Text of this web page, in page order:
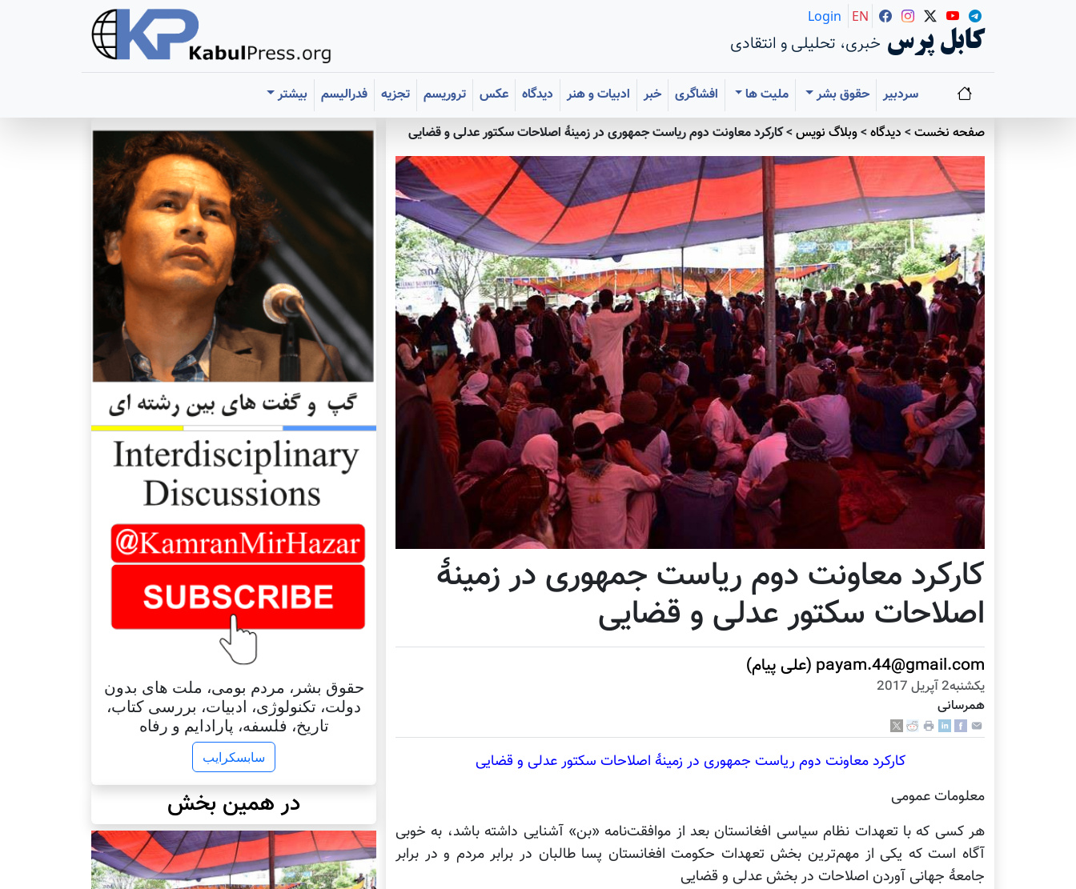
کابل پرس خبری، تحلیلی و انتقادی
Login EN
سردبیر حقوق بشر ملیت ها افشاگری خبر ادبیات و هنر دیدگاه عکس تروریسم تجزیه فدرالیسم
بیشتر
صفحه نخست> دیدگاه>وبلاگ نویس>کارکرد معاونت دوم ریاست جمهوری در زمینۀ اصلاحات سکتور عدلی و قضایی
کارکرد معاونت دوم ریاست جمهوری در زمینۀ
اصلاحات سکتور عدلی و قضایی
payam.44@gmail.com (علی پیام)
يكشنبه2 آپریل 2017
همرسانی
کارکرد معاونت دوم ریاست جمهوری در زمینۀ اصلاحات سکتور عدلی و قضایی
معلومات عمومی
هر کسی که با تعهدات نظام سیاسی افغانستان بعد از موافقت‌نامه «بن» آشنایی داشته باشد، به خوبی
آگاه است که یکی از مهم‌ترین بخش تعهدات حکومت افغانستان پسا طالبان در برابر مردم و در برابر
جامعۀ جهانی آوردن اصلاحات در بخش عدلی و قضایی
حقوق بشر، مردم بومی، ملت های بدون
دولت، تکنولوژی، ادبیات، بررسی کتاب،
تاریخ، فلسفه، پارادایم و رفاه
سابسکرایب
در همین بخش